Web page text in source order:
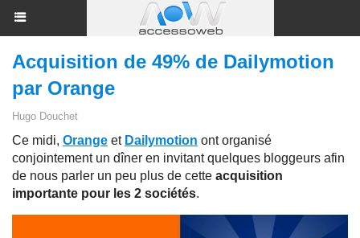
Acquisition de 49% de Dailymotion
par Orange
Hugo Douchet
Ce midi, Orange et Dailymotion ont organisé
conjointement un dîner en invitant quelques bloggeurs afin
de nous parler un peu plus de cette acquisition
importante pour les 2 sociétés.